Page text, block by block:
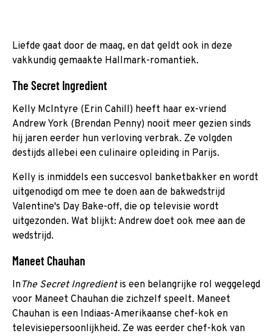
Liefde gaat door de maag, en dat geldt ook in deze
vakkundig gemaakte Hallmark-romantiek.
The Secret Ingredient
Kelly McIntyre (Erin Cahill) heeft haar ex-vriend
Andrew York (Brendan Penny) nooit meer gezien sinds
hij jaren eerder hun verloving verbrak. Ze volgden
destijds allebei een culinaire opleiding in Parijs.
Kelly is inmiddels een succesvol banketbakker en wordt
uitgenodigd om mee te doen aan de bakwedstrijd
Valentine's Day Bake-off, die op televisie wordt
uitgezonden. Wat blijkt: Andrew doet ook mee aan de
wedstrijd.
Maneet Chauhan
InThe Secret Ingredientis een belangrijke rol weggelegd
voor Maneet Chauhan die zichzelf speelt. Maneet
Chauhan is een Indiaas-Amerikaanse chef-kok en
televisiepersoonlijkheid. Ze was eerder chef-kok van